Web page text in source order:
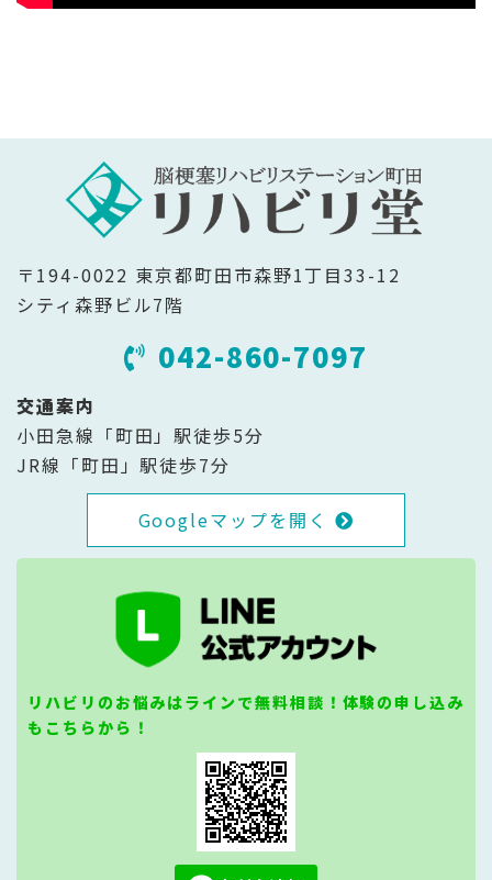
〒194-0022 東京都町田市森野1丁目33-12
シティ森野ビル7階
042-860-7097
交通案内
小田急線「町田」駅徒歩5分
JR線「町田」駅徒歩7分
Googleマップを開く
リハビリのお悩みはラインで無料相談！体験の申し込み
もこちらから！